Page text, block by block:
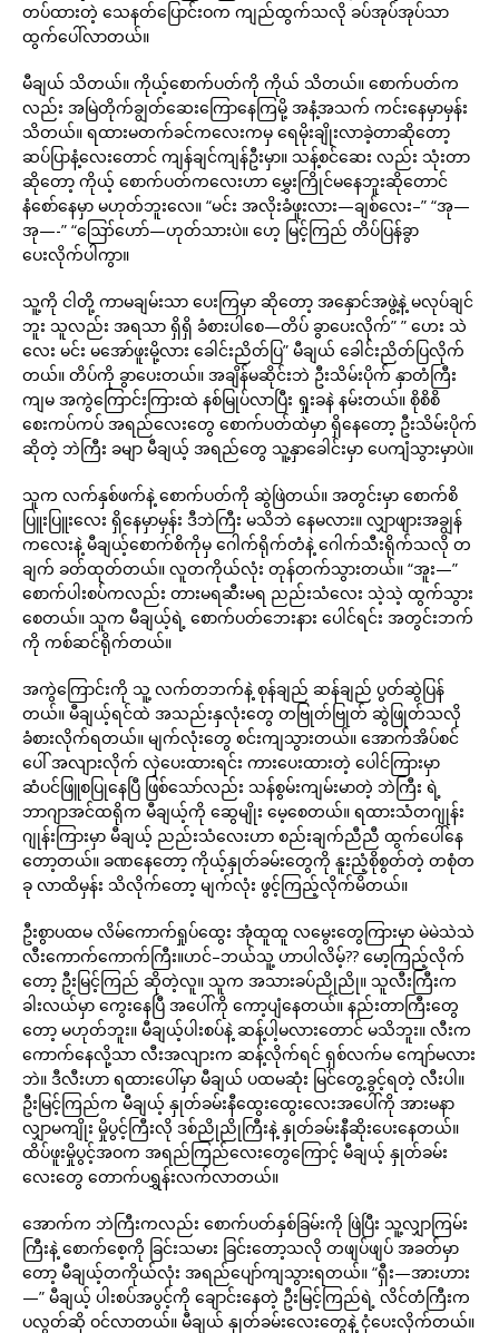
တပ်ထားတဲ့ သေနတ်ပြောင်းဝက ကျည်ထွက်သလို ခပ်အုပ်အုပ်သာ
ထွက်ပေါ်လာတယ်။
မီချယ် သိတယ်။ ကိုယ့်စောက်ပတ်ကို ကိုယ် သိတယ်။ စောက်ပတ်က
လည်း အမြဲတိုက်ချွတ်ဆေးကြောနေကြမို့ အနံ့အသက် ကင်းနေမှာမှန်း
သိတယ်။ ရထားမတက်ခင်ကလေးကမှ ရေမိုးချိုးလာခဲ့တာဆိုတော့
ဆပ်ပြာနံ့လေးတောင် ကျန်ချင်ကျန်ဦးမှာ။ သန့်စင်ဆေး လည်း သုံးတာ
ဆိုတော့ ကိုယ့် စောက်ပတ်ကလေးဟာ မွှေးကြိုင်မနေဘူးဆိုတောင်
နံစော်နေမှာ မဟုတ်ဘူးလေ။ “မင်း အလိုးခံဖူးလား—ချစ်လေး–” “အု—
အု—-” “ဪဟော်—ဟုတ်သားပဲ။ ဟေ့ မြင့်ကြည် တိပ်ပြန်ခွာ
ပေးလိုက်ပါကွာ။
သူ့ကို ငါတို့ ကာမချမ်းသာ ပေးကြမှာ ဆိုတော့ အနှောင်အဖွဲ့နဲ့ မလုပ်ချင်
ဘူး သူလည်း အရသာ ရှိရှိ ခံစားပါစေ—တိပ် ခွာပေးလိုက်” ” ဟေး သဲ
လေး မင်း မအော်ဖူးမို့လား ခေါင်းညိတ်ပြ” မီချယ် ခေါင်းညိတ်ပြလိုက်
တယ်။ တိပ်ကို ခွာပေးတယ်။ အချိန်မဆိုင်းဘဲ ဦးသိမ်းပိုက် နှာတံကြီး
ကျမ အကွဲကြောင်းကြားထဲ နစ်မြုပ်လာပြီး ရှုးခနဲ နမ်းတယ်။ စိုစိစိ
စေးကပ်ကပ် အရည်လေးတွေ စောက်ပတ်ထဲမှာ ရှိနေတော့ ဦးသိမ်းပိုက်
ဆိုတဲ့ ဘဲကြီး ခမျာ မီချယ့် အရည်တွေ သူ့နှာခေါင်းမှာ ပေကျံသွားမှာပဲ။
သူက လက်နှစ်ဖက်နဲ့ စောက်ပတ်ကို ဆွဲဖြဲတယ်။ အတွင်းမှာ စောက်စိ
ပြူးပြူးလေး ရှိနေမှာမှန်း ဒီဘဲကြီး မသိဘဲ နေမလား။ လျှာဖျားအချွန်
ကလေးနဲ့ မီချယ့်စောက်စိကိုမှ ဂေါက်ရိုက်တံနဲ့ ဂေါက်သီးရိုက်သလို တ
ချက် ခတ်ထုတ်တယ်။ လူတကိုယ်လုံး တုန်တက်သွားတယ်။ “အူး—”
စောက်ပါးစပ်ကလည်း တားမရဆီးမရ ညည်းသံလေး သဲ့သဲ့ ထွက်သွား
စေတယ်။ သူက မီချယ့်ရဲ့ စောက်ပတ်ဘေးနား ပေါင်ရင်း အတွင်းဘက်
ကို ကစ်ဆင်ရိုက်တယ်။
အကွဲကြောင်းကို သူ့ လက်တဘက်နဲ့ စုန်ချည် ဆန်ချည် ပွတ်ဆွဲပြန်
တယ်။ မီချယ့်ရင်ထဲ အသည်းနှလုံးတွေ တဗြုတ်ဗြုတ် ဆွဲဖြုတ်သလို
ခံစားလိုက်ရတယ်။ မျက်လုံးတွေ စင်းကျသွားတယ်။ အောက်အိပ်စင်
ပေါ် အလျားလိုက် လှဲပေးထားရင်း ကားပေးထားတဲ့ ပေါင်ကြားမှာ
ဆံပင်ဖြူစပြုနေပြီ ဖြစ်သော်လည်း သန်စွမ်းကျမ်းမာတဲ့ ဘဲကြီး ရဲ့
ဘာဂျာအင်ထရိုက မီချယ့်ကို ဆွေမျိုး မေ့စေတယ်။ ရထားသံတဂျုန်း
ဂျုန်းကြားမှာ မီချယ့် ညည်းသံလေးဟာ စည်းချက်ညီညီ ထွက်ပေါ်နေ
တော့တယ်။ ခဏနေတော့ ကိုယ့်နှုတ်ခမ်းတွေကို နူးညံ့စိုစွတ်တဲ့ တစုံတ
ခု လာထိမှန်း သိလိုက်တော့ မျက်လုံး ဖွင့်ကြည့်လိုက်မိတယ်။
ဦးစွာပထမ လိမ်ကောက်ရှုပ်ထွေး အုံထူထူ လမွေးတွေကြားမှာ မဲမဲသဲသဲ
လီးကောက်ကောက်ကြီး။ဟင်–ဘယ်သူ့ ဟာပါလိမ့်?? မော့ကြည့်လိုက်
တော့ ဦးမြင့်ကြည် ဆိုတဲ့လူ။ သူက အသားခပ်ညိုညို။ သူလီးကြီးက
ခါးလယ်မှာ ကွေးနေပြီ အပေါ်ကို ကော့ပျံနေတယ်။ နည်းတာကြီးတွေ
တော့ မဟုတ်ဘူး။ မီချယ့်ပါးစပ်နဲ့ ဆန့်ပါ့မလားတောင် မသိဘူး။ လီးက
ကောက်နေလို့သာ လီးအလျားက ဆန့်လိုက်ရင် ရှစ်လက်မ ကျော်မလား
ဘဲ။ ဒီလီးဟာ ရထားပေါ်မှာ မီချယ် ပထမဆုံး မြင်တွေ့ခွင့်ရတဲ့ လီးပါ။
ဦးမြင့်ကြည်က မီချယ့် နှုတ်ခမ်းနီထွေးထွေးလေးအပေါ်ကို အားမနာ
လျှာမကျိုး မှိုပွင့်ကြီးလို ဒစ်ညိုညိုကြီးနဲ့ နှုတ်ခမ်းနီဆိုးပေးနေတယ်။
ထိပ်ဖူးမှိုပွင့်အဝက အရည်ကြည်လေးတွေကြောင့် မီချယ့် နှုတ်ခမ်း
လေးတွေ တောက်ပရွှန်းလက်လာတယ်။
အောက်က ဘဲကြီးကလည်း စောက်ပတ်နှစ်ခြမ်းကို ဖြဲပြီး သူ့လျှာကြမ်း
ကြီးနဲ့ စောက်စေ့ကို ခြင်းသမား ခြင်းတော့သလို တဖျပ်ဖျပ် အခတ်မှာ
တော့ မီချယ့်တကိုယ်လုံး အရည်ပျော်ကျသွားရတယ်။ “ရှီး—အားဟား
—” မီချယ့် ပါးစပ်အပွင့်ကို ချောင်းနေတဲ့ ဦးမြင့်ကြည်ရဲ့ လိင်တံကြီးက
ပလွတ်ဆို ဝင်လာတယ်။ မီချယ် နှုတ်ခမ်းလေးတွေနဲ့ ငုံပေးလိုက်တယ်။